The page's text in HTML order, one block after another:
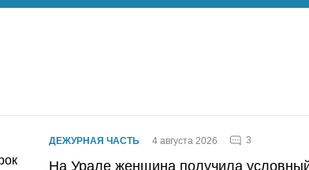
ДЕЖУРНАЯ ЧАСТЬ 4 августа 2026 3
На Урале женщина получила условный